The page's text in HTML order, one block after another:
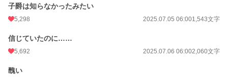
子爵は知らなかったみたい
5,298 2025.07.05 06:001,543文字
信じていたのに……
5,692 2025.07.06 06:002,060文字
醜い